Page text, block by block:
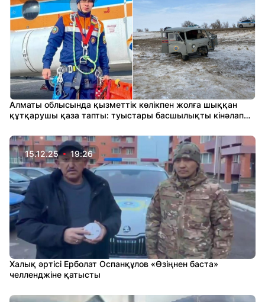
Алматы облысында қызметтік көлікпен жолға шыққан
құтқарушы қаза тапты: туыстары басшылықты кінәлап
15.12.25 19:26
Халық әртісі Ерболат Оспанқұлов «Өзіңнен баста»
челленджіне қатысты